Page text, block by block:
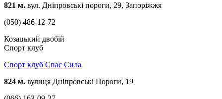
821 м. вул. Дніпровські пороги, 29, Запоріжжя
(050) 486-12-72
Козацький двобій
Спорт клуб
Спорт клуб Спас Сила
824 м. вулиця Дніпровські Пороги, 19